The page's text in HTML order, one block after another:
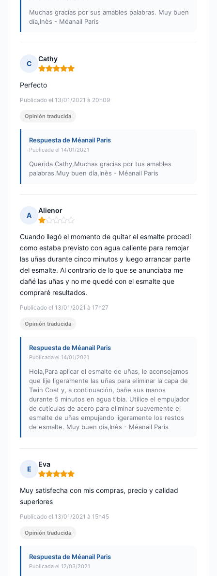
Muchas gracias por sus amables palabras. Muy buen
día,Inès - Méanail Paris
C
Cathy
Nota: 5 de 5
Publicado el 13/01/2021 à 20h09
Perfecto
Opinión traducida
Respuesta de Méanail Paris
Publicada el 14/01/2021
Querida Cathy,Muchas gracias por tus amables
palabras.Muy buen día,Inès - Méanail Paris
A
Alienor
Nota: 1 de 5
Publicado el 13/01/2021 à 17h27
Cuando llegó el momento de quitar el esmalte procedí
como estaba previsto con agua caliente para remojar
las uñas durante cinco minutos y luego arrancar parte
del esmalte. Al contrario de lo que se anunciaba me
dañé las uñas y no me quedé con el esmalte que
compraré resultados.
Opinión traducida
Respuesta de Méanail Paris
Publicada el 14/01/2021
Hola,Para aplicar el esmalte de uñas, le aconsejamos
que lije ligeramente las uñas para eliminar la capa de
Twin Coat y, a continuación, bañe sus manos
durante 5 minutos en agua tibia. Utilice el empujador
de cutículas de acero para eliminar suavemente el
esmalte de uñas empujando ligeramente los restos
de esmalte. Muy buen día,Inès - Méanail Paris
E
Eva
Nota: 5 de 5
Publicado el 13/01/2021 à 15h45
Muy satisfecha con mis compras, precio y calidad
superiores
Opinión traducida
Respuesta de Méanail Paris
Publicada el 12/03/2021